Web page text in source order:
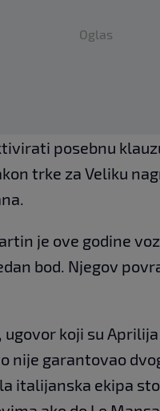
Oglas
posebnu
trke za Veliku
je ove godine
bod. Njegov
koji su
nije garantovao
italijanska ekipa